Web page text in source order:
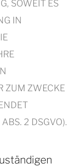
SOWEIT ES
IN
ZUM ZWECKE
2 DSGVO).